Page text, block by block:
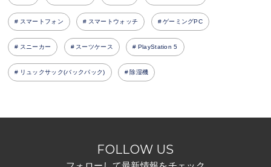
スマートフォン スマートウォッチ ゲーミングPC
スニーカー スーツケース PlayStation 5
リュックサック(バックパック) 除湿機
FOLLOW US